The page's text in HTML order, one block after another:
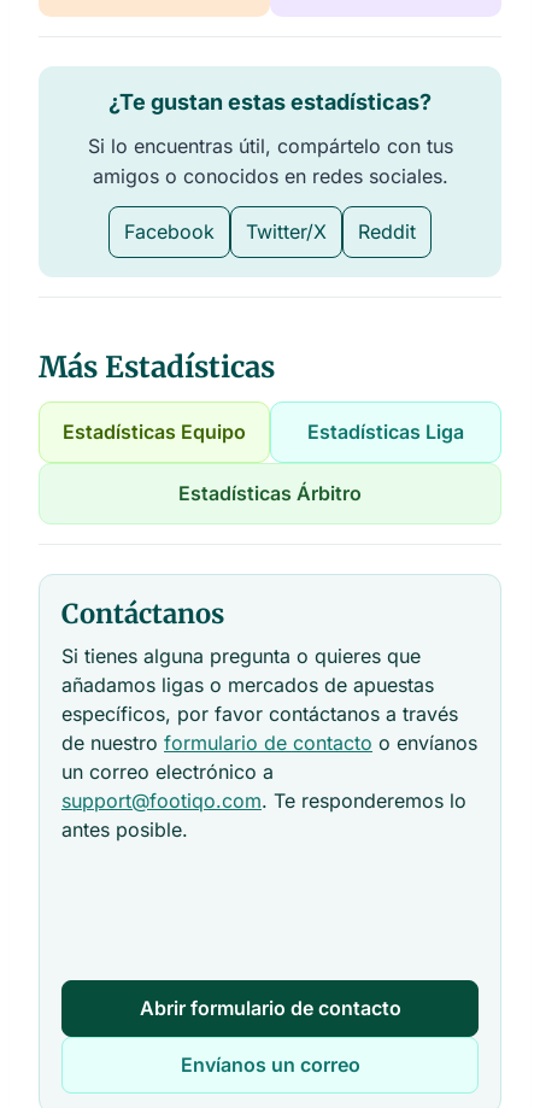
¿Te gustan estas estadísticas?
Si lo encuentras útil, compártelo con tus
amigos o conocidos en redes sociales.
Facebook Twitter/X Reddit
Más Estadísticas
Estadísticas Equipo Estadísticas Liga
Estadísticas Árbitro
Contáctanos
Si tienes alguna pregunta o quieres que
añadamos ligas o mercados de apuestas
específicos, por favor contáctanos a través
de nuestro formulario de contacto o envíanos
un correo electrónico a
support@footiqo.com. Te responderemos lo
antes posible.
Abrir formulario de contacto
Envíanos un correo